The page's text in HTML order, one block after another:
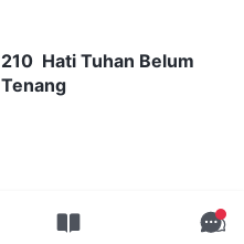
210 Hati Tuhan Belum
Tenang